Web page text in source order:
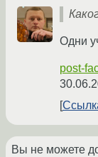
Одни
post-
Вы не можете